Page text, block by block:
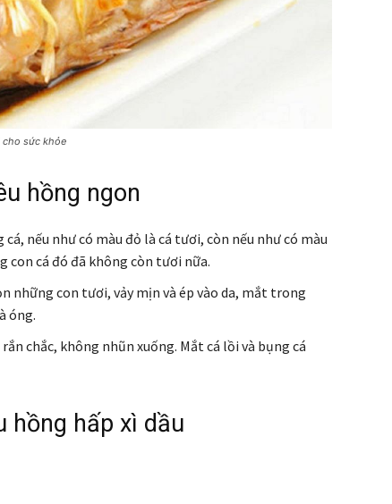
cho sức khỏe
hồng ngon
nếu như có màu đỏ là cá tươi, còn nếu như có màu
con cá đó đã không còn tươi nữa.
những con tươi, vảy mịn và ép vào da, mắt trong
óng.
chắc, không nhũn xuống. Mắt cá lồi và bụng cá
hồng hấp xì dầu